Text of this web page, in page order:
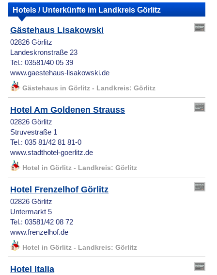
Hotels / Unterkünfte im Landkreis Görlitz
Gästehaus Lisakowski
02826 Görlitz
Landeskronstraße 23
Tel.: 03581/40 05 39
www.gaestehaus-lisakowski.de
Gästehaus in Görlitz - Landkreis: Görlitz
Hotel Am Goldenen Strauss
02826 Görlitz
Struvestraße 1
Tel.: 035 81/42 81 81-0
www.stadthotel-goerlitz.de
Hotel in Görlitz - Landkreis: Görlitz
Hotel Frenzelhof Görlitz
02826 Görlitz
Untermarkt 5
Tel.: 03581/42 08 72
www.frenzelhof.de
Hotel in Görlitz - Landkreis: Görlitz
Hotel Italia